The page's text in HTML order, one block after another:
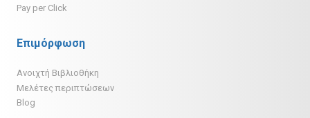
Pay per Click
Επιμόρφωση
Ανοιχτή Βιβλιοθήκη
Μελέτες περιπτώσεων
Blog